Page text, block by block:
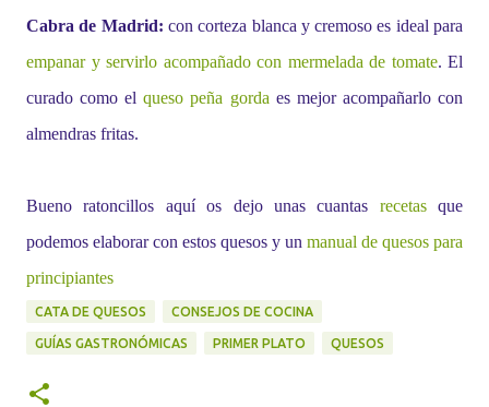
Cabra de Madrid: con corteza blanca y cremoso es ideal para
empanar y servirlo acompañado con mermelada de tomate. El
curado como elqueso peña gorda es mejor acompañarlo con
almendras fritas.
Bueno ratoncillos aquí os dejo unas cuantas recetasque
podemos elaborar con estos quesos y un manual de quesos para
principiantes
CATA DE QUESOS CONSEJOS DE COCINA
GUÍAS GASTRONÓMICAS PRIMER PLATO QUESOS